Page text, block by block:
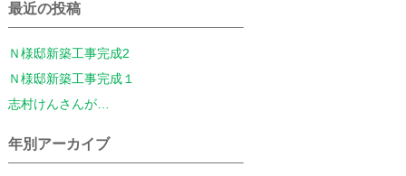
最近の投稿
Ｎ様邸新築工事完成2
Ｎ様邸新築工事完成１
志村けんさんが…
年別アーカイブ